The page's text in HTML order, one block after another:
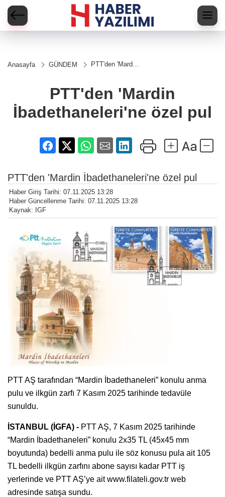
Anasayfa GÜNDEM
PTT'den 'Mardin
PTT'den 'Mardin
İbadethaneleri'ne özel pul
PTT'den 'Mardin İbadethaneleri'ne özel pul
Haber Giriş Tarihi: 07.11.2025 13:28
Haber Güncellenme Tarihi: 07.11.2025 13:28
Kaynak: IGF
PTT AŞ tarafından “Mardin İbadethaneleri” konulu anma
pulu ve ilkgün zarfı 7 Kasım 2025 tarihinde tedavüle
sunuldu.
İSTANBUL (İGFA) - PTT AŞ, 7 Kasım 2025 tarihinde
“Mardin İbadethaneleri” konulu 2x35 TL (45x45 mm
boyutunda) bedelli anma pulu ile söz konusu pula ait 105
TL bedelli ilkgün zarfını abone sayısı kadar PTT iş
yerlerinde ve PTT AŞ’ye ait www.filateli.gov.tr web
adresinde satışa sundu.